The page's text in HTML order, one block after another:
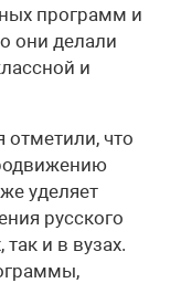
программ и
они делали
и
что
уделяет
русского
и в вузах.